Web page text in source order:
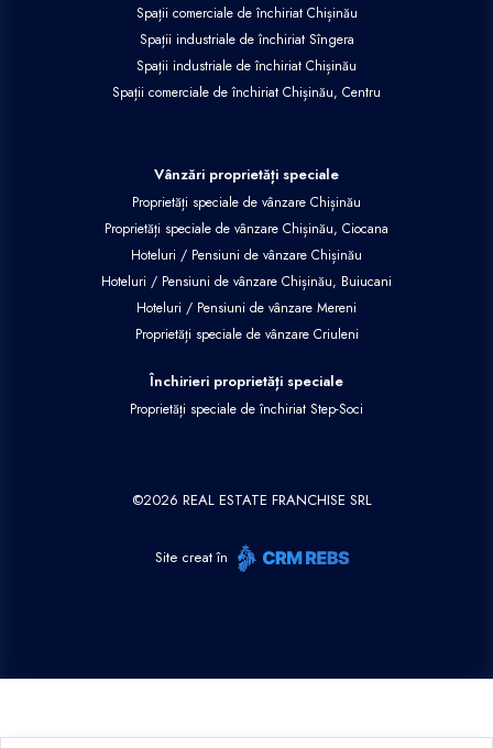
Spații comerciale de închiriat Chișinău
Spații industriale de închiriat Sîngera
Spații industriale de închiriat Chișinău
Spații comerciale de închiriat Chișinău, Centru
Vânzări proprietăți speciale
Proprietăți speciale de vânzare Chișinău
Proprietăți speciale de vânzare Chișinău, Ciocana
Hoteluri / Pensiuni de vânzare Chișinău
Hoteluri / Pensiuni de vânzare Chișinău, Buiucani
Hoteluri / Pensiuni de vânzare Mereni
Proprietăți speciale de vânzare Criuleni
Închirieri proprietăți speciale
Proprietăți speciale de închiriat Step-Soci
©2026 REAL ESTATE FRANCHISE SRL
Site creat în